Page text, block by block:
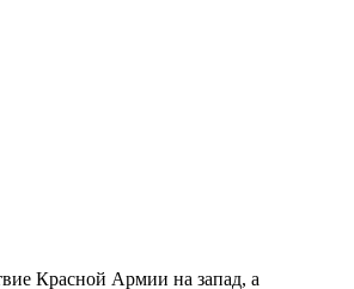
Красной Армии на запад, а